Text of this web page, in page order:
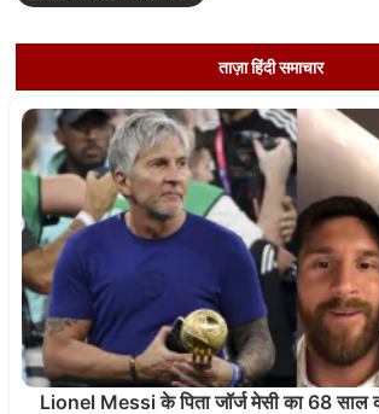
ताज़ा हिंदी समाचार
Lionel Messi के पिता जॉर्ज मेसी का 68 साल